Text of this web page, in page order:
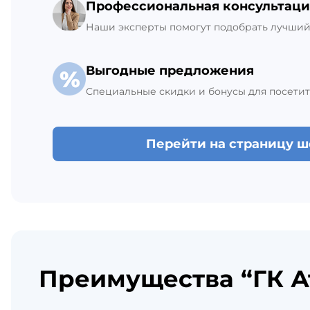
Профессиональная
Наши эксперты помогут подобрать
Выгодные предложения
Специальные скидки и бонусы для
Перейти на страницу
Преимущества “ГК